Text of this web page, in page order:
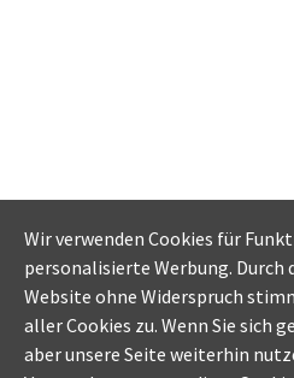
Wir verwenden Cookies für
personalisierte Werbung. Durch
Website ohne Widerspruch
aller Cookies zu. Wenn Sie sich
aber unsere Seite weiterhin